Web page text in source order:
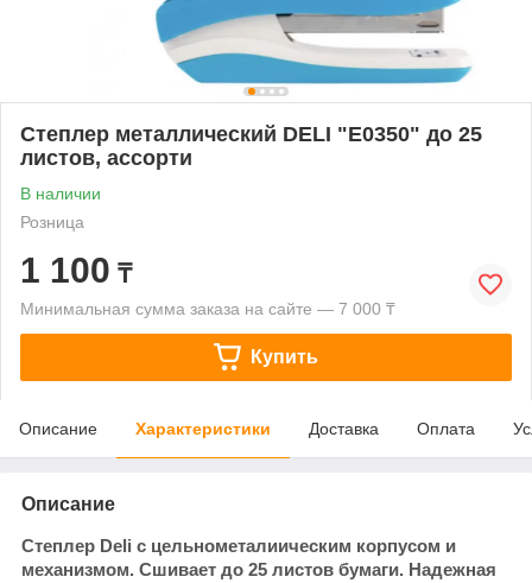
Степлер металлический DELI "Е0350" до 25
листов, ассорти
В наличии
Розница
1 100 ₸
Минимальная сумма заказа на сайте — 7 000 ₸
Купить
Описание Характеристики Доставка Оплата
Описание
Степлер Deli с цельнометалиическим корпусом и
механизмом. Сшивает до 25 листов бумаги. Надежная